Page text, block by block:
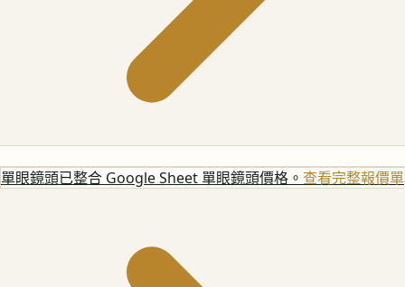
單眼鏡頭已整合 Google Sheet 單眼鏡頭價格。 查看完整報價單